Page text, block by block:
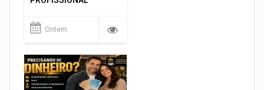
Ontem